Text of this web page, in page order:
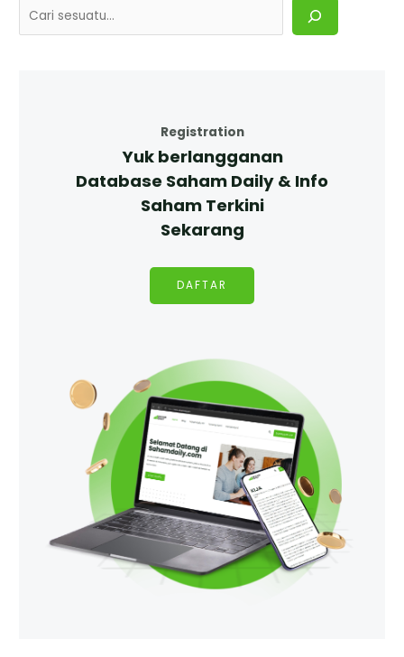
Registration
Yuk berlangganan
Database Saham Daily & Info
Saham Terkini
Sekarang
DAFTAR